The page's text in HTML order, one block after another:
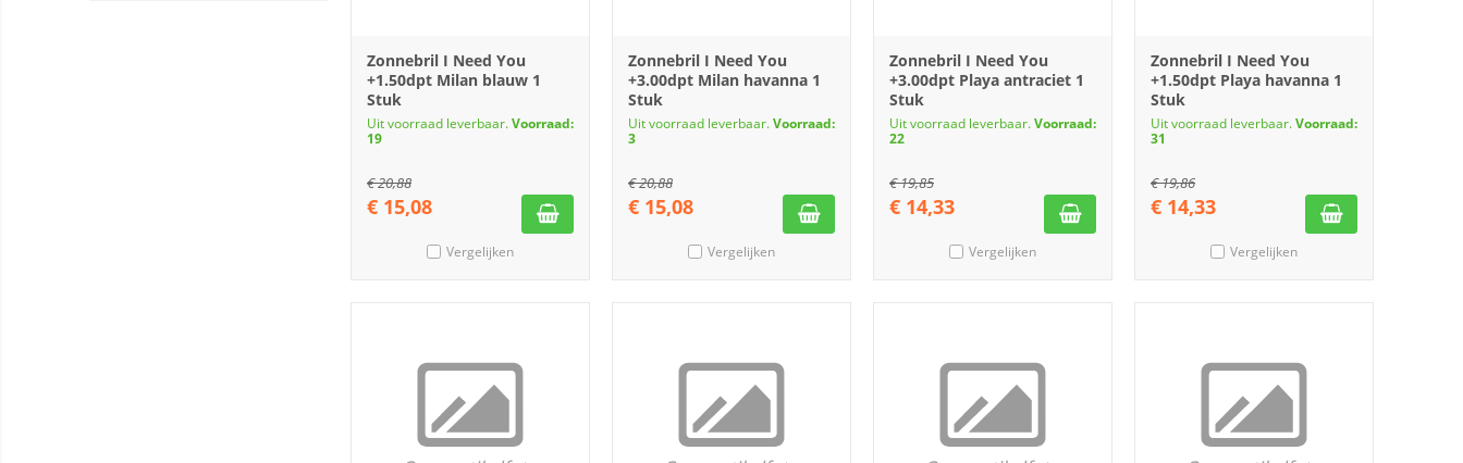
Zonnebril I Need You
+1.50dpt Milan blauw 1
Stuk
Uit voorraad leverbaar.Voorraad:
19
€20,88
€ 15,08
Vergelijken
Zonnebril I Need You
+3.00dpt Milan havanna 1
Stuk
Uit voorraad leverbaar.Voorraad:
3
€20,88
€ 15,08
Vergelijken
Zonnebril I Need You
+3.00dpt Playa antraciet 1
Stuk
Uit voorraad leverbaar.Voorraad:
22
€19,85
€ 14,33
Vergelijken
Zonnebril I Need You
+1.50dpt Playa havanna 1
Stuk
Uit voorraad leverbaar.Voorraad:
31
€19,86
€ 14,33
Vergelijken